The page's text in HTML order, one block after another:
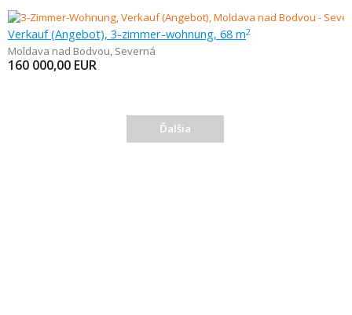
Verkauf (Angebot), 3-zimmer-wohnung, 68 m2
Moldava nad Bodvou, Severná
160 000,00 EUR
Ďalšia